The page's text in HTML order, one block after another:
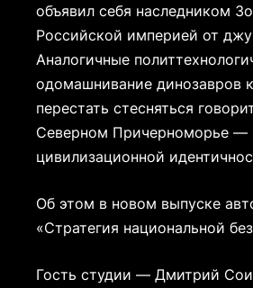
объявил себя наследником
Российской империей от
Аналогичные
одомашнивание динозавров
перестать стесняться
Северном Причерноморье —
цивилизационной
Об этом в новом выпуске
«Стратегия национальной
Гость студии — Дмитрий